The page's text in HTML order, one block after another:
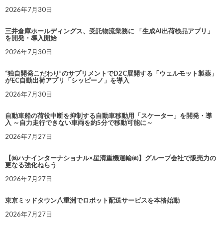
2026年7月30日
三井倉庫ホールディングス、受託物流業務に 「生成AI出荷検品アプリ」
を開発・導入開始
2026年7月30日
“独自開発こだわり”のサプリメントでD2C展開する「ウェルモット製薬」
がEC自動出荷アプリ「シッピーノ」を導入
2026年7月30日
自動車船の荷役中断を抑制する自動車移動用「スケーター」を開発・導
入 ～自力走行できない車両を約5分で移動可能に～
2026年7月27日
【㈱ハナインターナショナル×星清重機運輸㈱】グループ会社で販売力の
更なる強化ねらう
2026年7月27日
東京ミッドタウン八重洲でロボット配送サービスを本格始動
2026年7月27日